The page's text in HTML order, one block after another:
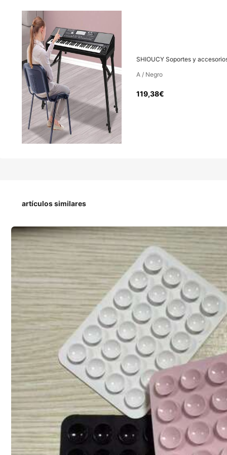
119,38€ Precio con IVA y aranceles incluidos
Est. entrega 4-7 días hábiles
SHIOUCY Soportes y accesorios
A
Color
Negro
Este artículo es elegible para Est. entrega 4-7 días hábiles
Envío a Spain
Envío Gratuito
Entrega estimada:Ago 13 - Ago 18
Est. entrega 4-7 días hábiles : Excluye fines de semana y
Devoluciones gratuitas en 30 días
SHIOUCY Soportes y
A / Negro
119,38€
artículos similares